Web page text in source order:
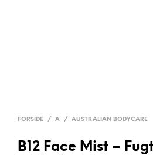
FORSIDE / A / AUSTRALIAN BODYCARE
B12 Face Mist –